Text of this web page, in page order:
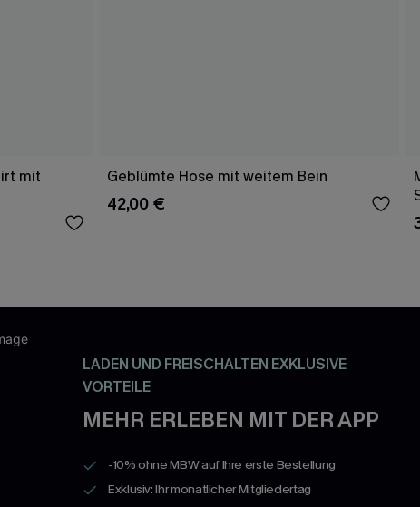
mit
Geblümte Hose mit weitem Bein
42,00 €
LADEN UND FREISCHALTEN EXKLUSIVE
VORTEILE
MEHR ERLEBEN MIT DER APP
-10% ohne MBW auf Ihre erste Bestellung
Exklusiv: Ihr monatlicher Mitgliedertag